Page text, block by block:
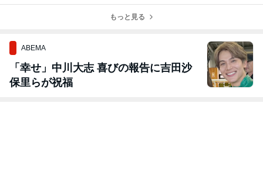
もっと見る
ABEMA
「幸せ」中川大志 喜びの報告に吉田沙
保里らが祝福